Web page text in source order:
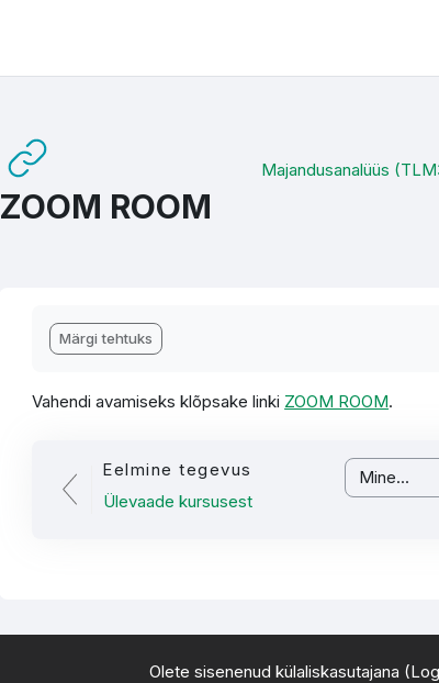
ZOOM ROOM
Majandusanalüüs
Märgi tehtuks
Vahendi avamiseks klõpsake linki ZOOM ROOM.
Eelmine tegevus
Ülevaade kursusest
Mine...
Olete sisenenud külaliskasutajana (